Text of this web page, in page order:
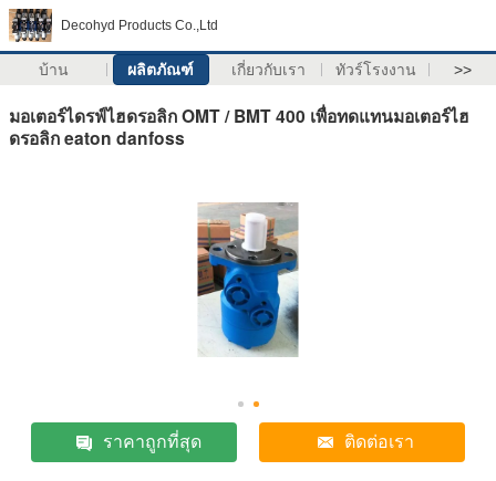
Decohyd Products Co.,Ltd
บ้าน ผลิตภัณฑ์ เกี่ยวกับเรา ทัวร์โรงงาน >>
มอเตอร์ไดรฟ์ไฮดรอลิก OMT / BMT 400 เพื่อทดแทนมอเตอร์ไฮ
ดรอลิก eaton danfoss
ราคาถูกที่สุด ติดต่อเรา